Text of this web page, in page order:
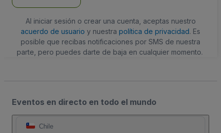
Al iniciar sesión o crear una cuenta, aceptas nuestro
acuerdo de usuario y nuestra política de privacidad. Es
posible que recibas notificaciones por SMS de nuestra
parte, pero puedes darte de baja en cualquier momento.
Eventos en directo en todo el mundo
Chile